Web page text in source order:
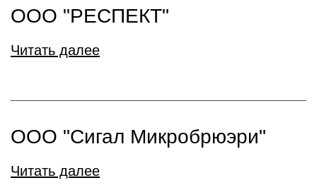
ООО "РЕСПЕКТ"
Читать далее
ООО "Сигал Микробрюэри"
Читать далее